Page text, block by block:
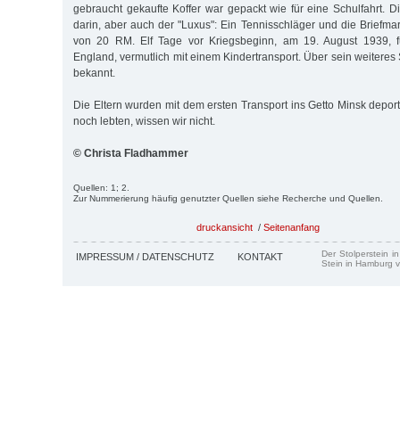
gebraucht gekaufte Koffer war gepackt wie für eine Schulfahrt.
darin, aber auch der "Luxus": Ein Tennisschläger und die
von 20 RM. Elf Tage vor Kriegsbeginn, am 19. August 1939,
England, vermutlich mit einem Kindertransport. Über sein weiteres
bekannt.
Die Eltern wurden mit dem ersten Transport ins Getto Minsk
noch lebten, wissen wir nicht.
© Christa Fladhammer
Quellen: 1; 2.
Zur Nummerierung häufig genutzter Quellen siehe Recherche und Quellen.
druckansicht / Seitenanfang
IMPRESSUM / DATENSCHUTZ KONTAKT
Der Stolperstein
Stein in Hamburg